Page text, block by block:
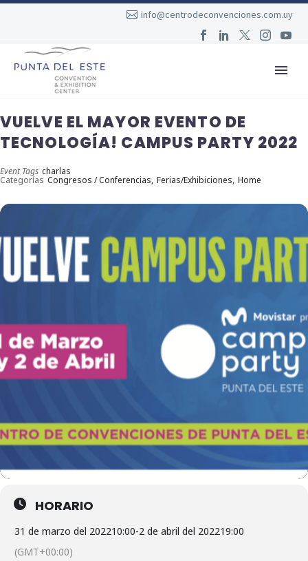
info@centrodeconvenciones.com.uy
VUELVE EL MAYOR EVENTO DE
TECNOLOGÍA! CAMPUS PARTY 2022
Event Tags charlas
Categorías Congresos / Conferencias, Ferias/Exhibiciones, Home
HORARIO
31 de marzo del 202210:00-2 de abril del 202219:00
(GMT+00:00)